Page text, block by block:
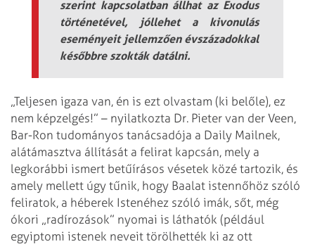
szerint kapcsolatban állhat az Exodus
történetével, jóllehet a kivonulás
eseményeit jellemzően évszázadokkal
későbbre szokták datálni.
„Teljesen igaza van, én is ezt olvastam (ki belőle), ez
nem képzelgés!” – nyilatkozta Dr. Pieter van der Veen,
Bar-Ron tudományos tanácsadója a Daily Mailnek,
alátámasztva állítását a felirat kapcsán, mely a
legkorábbi ismert betűírásos vésetek közé tartozik, és
amely mellett úgy tűnik, hogy Baalat istennőhöz szóló
feliratok, a héberek Istenéhez szóló imák, sőt, még
ókori „radírozások” nyomai is láthatók (például
egyiptomi istenek neveit törölhették ki az ott